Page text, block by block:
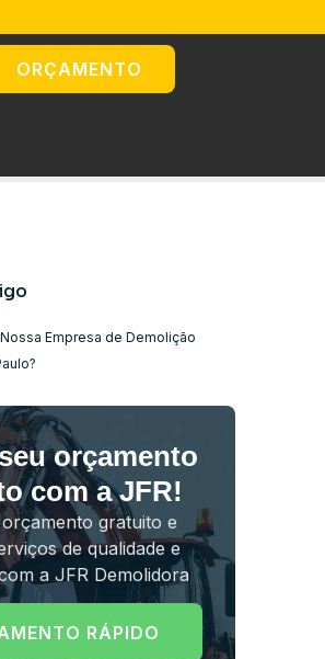
ORÇAMENTO
Empresa de Demolição
orçamento
com a JFR!
gratuito e
de qualidade e
a JFR Demolidora
RÁPIDO